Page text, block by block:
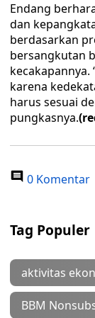
Endang
dan
berdasarkan
bersangkutan
kecakapannya.
karena
harus sesuai
pungkasnya.
0 Komentar
Tag Populer
aktivitas
BBM